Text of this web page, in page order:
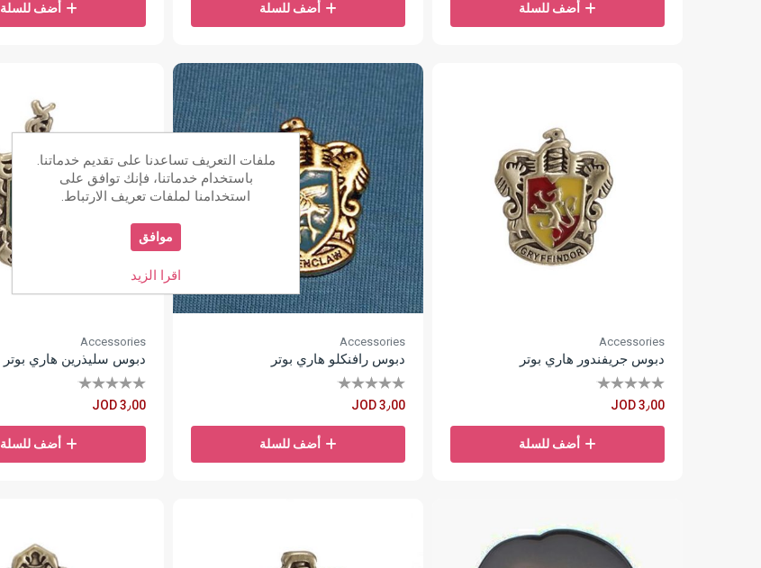
أضف للسلة أضف للسلة أضف للسلة
Accessories
دبوس جريفندور هاري بوتر
JOD 3٫00
أضف للسلة
Accessories
دبوس رافنكلو هاري بوتر
JOD 3٫00
أضف للسلة
Accessories
دبوس سليذرين هاري بوتر
JOD 3٫00
أضف للسلة
ملفات التعريف تساعدنا على تقديم خدماتنا.
باستخدام خدماتنا، فإنك توافق على
استخدامنا لملفات تعريف الارتباط.
موافق
اقرا الزيد